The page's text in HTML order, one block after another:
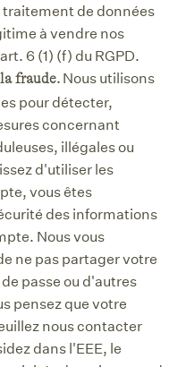
de données
à vendre nos
6 (1) (f) du RGPD.
fraude. Nous utilisons
pour détecter,
concernant
illégales ou
d'utiliser les
vous êtes
des informations
Nous vous
ne pas partager votre
passe ou d'autres
pensez que votre
nous contacter
dans l'EEE, le